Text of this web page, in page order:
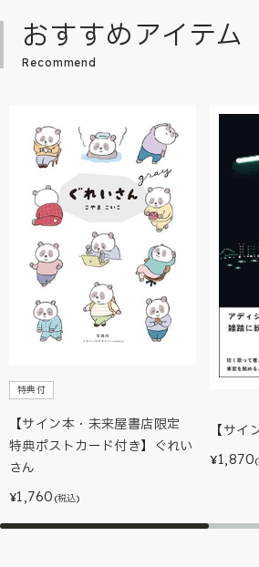
おすすめアイテム
Recommend
特典付
【サイン本・未来屋書店限定
特典ポストカード付き】ぐれい
さん
¥1,760 (税込)
【サ
¥1,870